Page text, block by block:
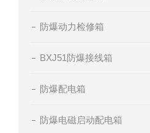
防爆动力检修箱
BXJ51防爆接线箱
防爆配电箱
防爆电磁启动配电箱